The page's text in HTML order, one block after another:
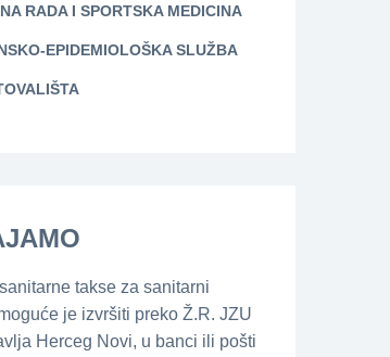
RADA I SPORTSKA MEDICINA
EPIDEMIOLOŠKA SLUŽBA
takse za sanitarni
je izvršiti preko Ž.R. JZU
Herceg Novi, u banci ili pošti